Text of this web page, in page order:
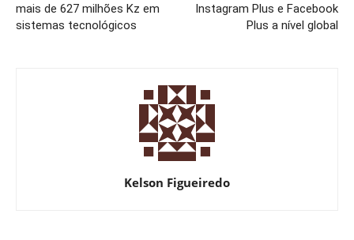
mais de 627 milhões Kz em
sistemas tecnológicos
Instagram Plus e Facebook
Plus a nível global
Kelson Figueiredo